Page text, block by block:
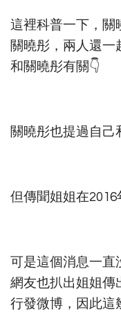
這裡科普一下，關
關曉彤，兩人還
和關曉彤有關👇
關曉彤也提過自己
但傳聞姐姐在2016
可是這個消息一直
網友也扒出姐姐傳
行發微博，因此這